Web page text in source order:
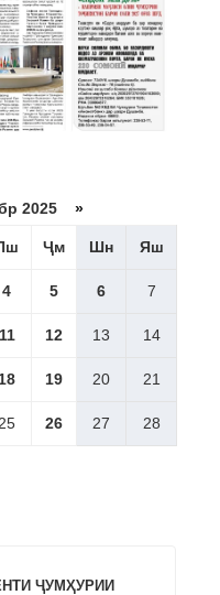
2025 »
Ҷм Шн Яш
4 5 6 7
11 12 13 14
18 19 20 21
25 26 27 28
ҶУМҲУРИИ